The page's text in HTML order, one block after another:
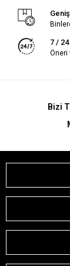
7 / 24
Öneri
Bizi